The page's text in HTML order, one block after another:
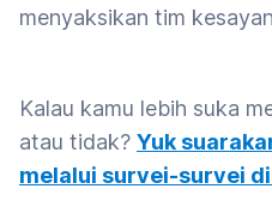
menyaksikan tim
Kalau kamu lebih suka
atau tidak? Yuk
melalui survei-survei